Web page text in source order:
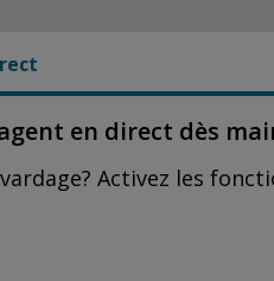
agent en direct dès
Activez les